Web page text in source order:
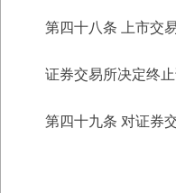
第四十八条 上市交
证券交易所决定终
第四十九条 对证券